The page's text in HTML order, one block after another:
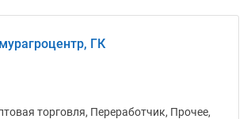
ГК
торговля, Переработчик, Прочее,